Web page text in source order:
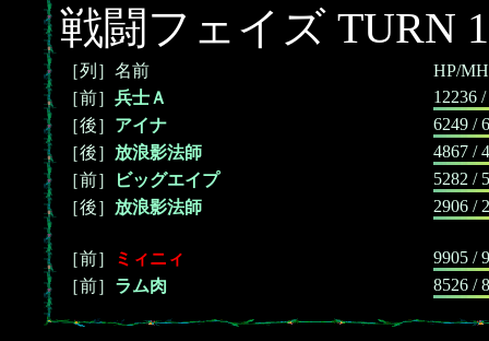
戦闘フェイズ TURN 1
［列］名前
HP/
［前］ 兵士Ａ
12236
［後］ アイナ
6249 /
［後］ 放浪影法師
4867 /
［前］
ビッグエイプ
5282 /
［後］ 放浪影法師 2906 /
［前］ ミィニィ
9905 /
［前］ ラム肉 8526 /